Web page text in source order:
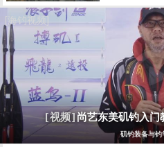
[海钓视频]
[视频]尚艺东美矶钓入
矶钓装备与钓